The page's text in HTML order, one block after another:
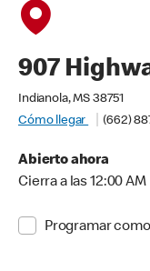
907
Indianola, MS 38751
Cómo llegar
(662)
Abierto ahora
Cierra a las 12:00 AM
Programar